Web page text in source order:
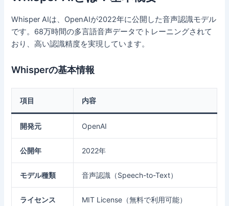
Whisper AIは、OpenAIが2022年に公開した音声認識モデル
です。68万時間の多言語音声データでトレーニングされて
おり、高い認識精度を実現しています。
Whisperの基本情報
項目 内容
開発元 OpenAI
公開年 2022年
モデル種類 音声認識（Speech-to-Text）
ライセンス MIT License（無料で利用可能）